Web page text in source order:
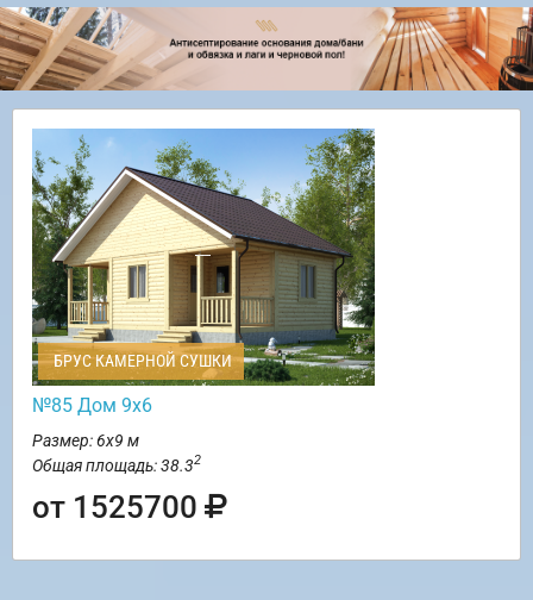
БРУС КАМЕРНОЙ СУШКИ
№85 Дом 9х6
Размер: 6х9 м
Общая площадь: 38.32
от 1525700